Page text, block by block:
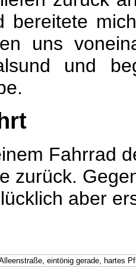
bereitete
uns
und
Fahrrad
zurück.
aber
eintönig gerade, hartes